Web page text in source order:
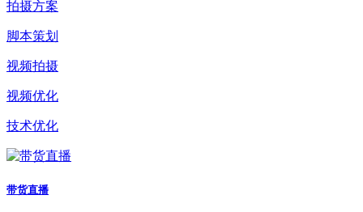
拍摄方案
脚本策划
视频拍摄
视频优化
技术优化
带货直播